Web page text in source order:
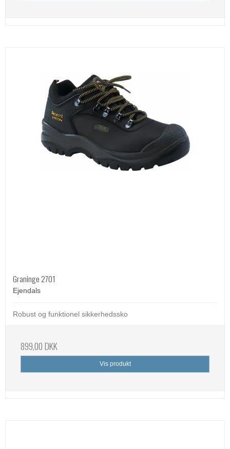
Graninge 2701
Ejendals
Robust og funktionel sikkerhedssko
899,00 DKK
Vis produkt